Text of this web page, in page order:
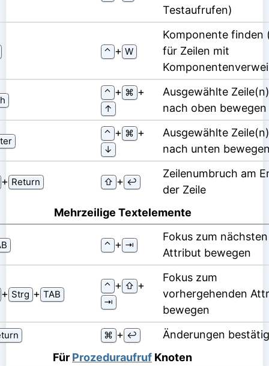
Testaufrufen)
⌃ ⁠+⁠ W
Komponente finden
für Zeilen mit
⌃ ⁠+⁠ ⌘ ⁠+⁠
↑
Ausgewählte Zeile(n)
nach oben bewegen
⌃ ⁠+⁠ ⌘ ⁠+⁠
↓
Ausgewählte Zeile(n)
nach unten
⁠+⁠ Return ⇧ ⁠+⁠ ↩
Zeilenumbruch am
der Zeile
Mehrzeilige Textelemente
⌃ ⁠+⁠ ⇥
Fokus zum nächsten
Attribut bewegen
⁠+⁠ Strg ⁠+⁠ TAB
⌃ ⁠+⁠ ⇧ ⁠+⁠
⇥
Fokus zum
vorhergehenden
bewegen
⌘ ⁠+⁠ ↩
Änderungen
Für Prozeduraufruf Knoten